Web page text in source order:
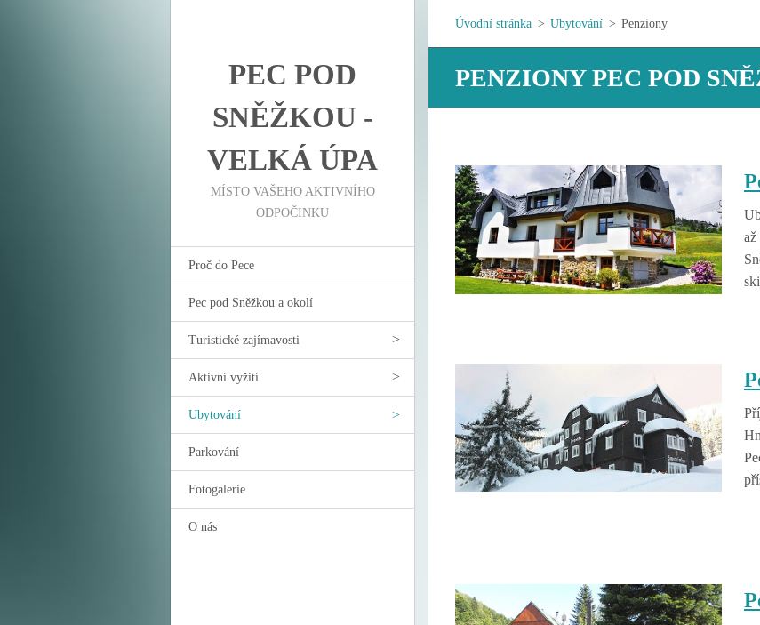
PEC POD
SNĚŽKOU -
VELKÁ ÚPA
MÍSTO VAŠEHO AKTIVNÍHO
ODPOČINKU
Proč do Pece
Pec pod Sněžkou a okolí
Turistické zajímavosti
Aktivní vyžití
Ubytování
Parkování
Fotogalerie
O nás
Úvodní stránka > Ubytování > Penziony
PENZIONY PEC POD